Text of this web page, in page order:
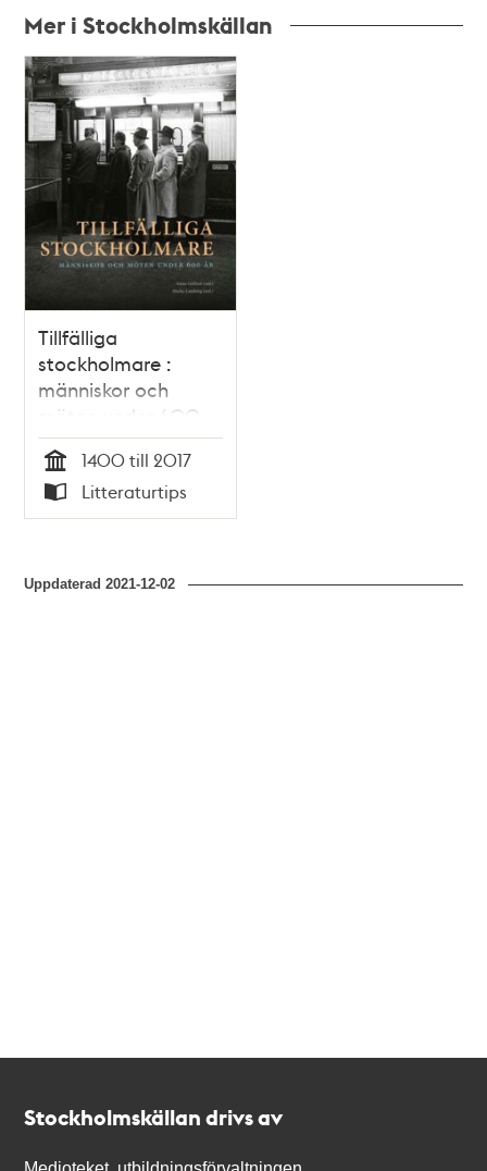
Mer i Stockholmskällan
Relaterade
poster
och
teman
Tillfälliga
stockholmare :
människor och
möten under 600
år
Tid
1400 till 2017
Typ
Litteraturtips
Uppdaterad2021-12-02
Stockholmskällan drivs av